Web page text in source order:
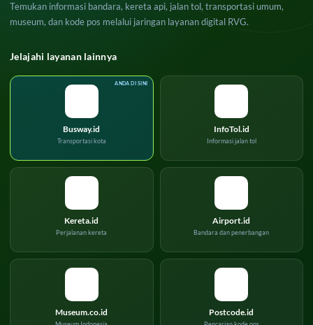
Temukan informasi bandara, kereta api, jalan tol, transportasi umum,
museum, dan kode pos melalui jaringan layanan digital RVG.
Jelajahi layanan lainnya
Busway.id
Transportasi kota
InfoTol.id
Informasi jalan tol
Kereta.id
Perjalanan kereta
Airport.id
Bandara dan penerbangan
Museum.co.id Postcode.id